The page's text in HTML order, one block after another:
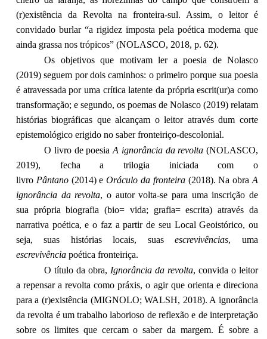
(r)existência da Revolta na fronteira-sul. Assim, o leitor é
convidado burlar “a rigidez imposta pela poética moderna que
ainda grassa nos trópicos” (NOLASCO, 2018, p. 62).
Os objetivos que motivam ler a poesia de Nolasco
(2019) seguem por dois caminhos: o primeiro porque sua poesia
é atravessada por uma crítica latente da própria escrit(ur)a como
transformação; e segundo, os poemas de Nolasco (2019) relatam
histórias biográficas que alcançam o leitor através dum corte
epistemológico erigido no saber fronteiriço-descolonial.
O livro de poesiaA ignorância da revolta(NOLASCO,
2019), fecha a trilogia iniciada com o
livro Pântano(2014) eOráculo da fronteira(2018). Na obra A
ignorância da revolta, o autor volta-se para uma inscrição de
sua própria biografia (bio= vida; grafia= escrita) através da
narrativa poética, e o faz a partir de seu Local Geoistórico, ou
seja, suas histórias locais, suasescrevivências, uma
escrevivênciapoética fronteiriça.
O título da obra, Ignorância da revolta, convida o leitor
a repensar a revolta como práxis, o agir que orienta e direciona
para a (r)existência (MIGNOLO; WALSH, 2018). A ignorância
da revolta é um trabalho laborioso de reflexão e de interpretação
sobre os limites que cercam o saber da margem. É sobre a